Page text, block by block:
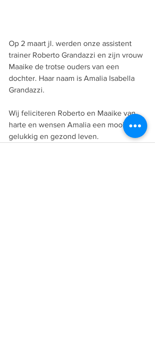
Op 2 maart jl. werden onze assistent
trainer Roberto Grandazzi en zijn vrouw
Maaike de trotse ouders van een
dochter. Haar naam is Amalia Isabella
Grandazzi.
Wij feliciteren Roberto en Maaike van
harte en wensen Amalia een mooi,
gelukkig en gezond leven.